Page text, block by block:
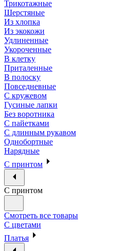
Трикотажные
Шерстяные
Из хлопка
Из экокожи
Удлиненные
Укороченные
В клетку
Приталенные
В полоску
Повседневные
С кружевом
Гусиные лапки
Без воротника
С пайетками
С длинным рукавом
Однобортные
Нарядные
С принтом
С принтом
Смотреть все товары
С цветами
Платья